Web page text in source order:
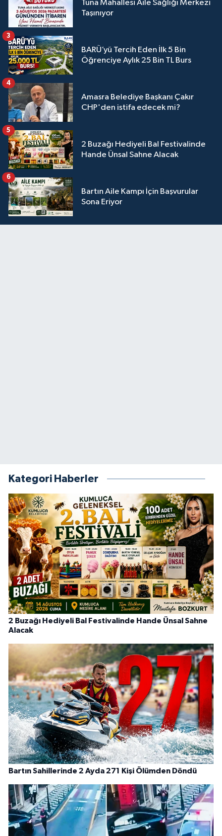
Tuna Mahallesi Aile Sağlığı Merkezi
Taşınıyor
BARÜ’yü Tercih Eden İlk 5 Bin
Öğrenciye Aylık 25 Bin TL Burs
3
Amasra Belediye Başkanı Çakır
CHP'den istifa edecek mi?
4
2 Buzağı Hediyeli Bal Festivalinde
Hande Ünsal Sahne Alacak
5
Bartın Aile Kampı İçin Başvurular
Sona Eriyor
6
Kategori Haberler
2 Buzağı Hediyeli Bal Festivalinde Hande Ünsal Sahne
Alacak
Bartın Sahillerinde 2 Ayda 271 Kişi Ölümden Döndü